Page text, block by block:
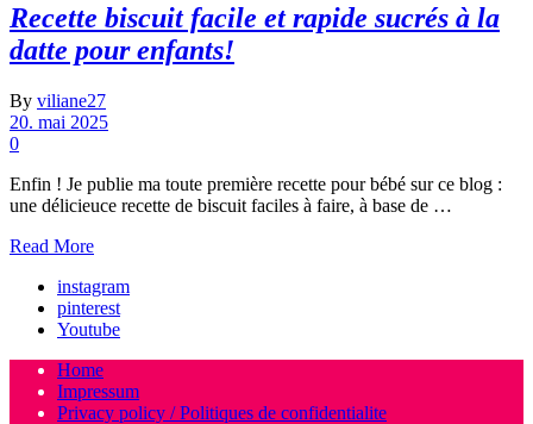
Recette biscuit facile et rapide sucrés à la
datte pour enfants!
By viliane27
20. mai 2025
0
Enfin ! Je publie ma toute première recette pour bébé sur ce blog :
une délicieuce recette de biscuit faciles à faire, à base de …
Read More
instagram
pinterest
Youtube
Home
Impressum
Privacy policy / Politiques de confidentialite